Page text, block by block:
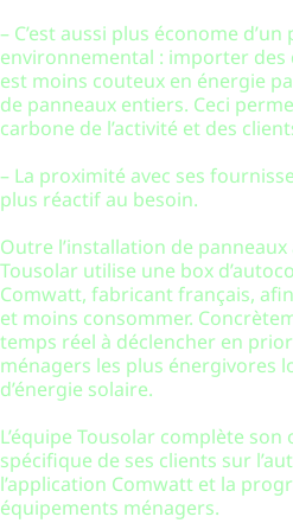
– C’est aussi plus économe
environnemental : importer
est moins couteux en énergie
de panneaux entiers. Ceci
carbone de l’activité et des
– La proximité avec ses
plus réactif au besoin.
Outre l’installation de panneaux
Tousolar utilise une box
Comwatt, fabricant français,
et moins consommer.
temps réel à déclencher en
ménagers les plus énergivores
d’énergie solaire.
L’équipe Tousolar complète
spécifique de ses clients sur
l’application Comwatt et la
équipements ménagers.